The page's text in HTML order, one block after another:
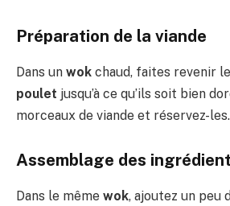
Préparation de la viande
Dans un wok chaud, faites revenir
poulet jusqu’à ce qu’ils soit bien
morceaux de viande et réservez-les.
Assemblage des
Dans le même wok, ajoutez un peu